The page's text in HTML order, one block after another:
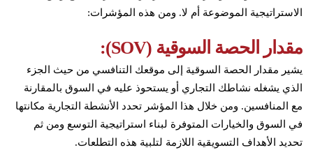
الاستراتيجية الموضوعة أم لا. ومن هذه المؤشرات:
مقدار الحصة السوقية (SOV):
يشير مقدار الحصة السوقية إلى موقعك التنافسي من حيث الجزء
الذي يشغله نشاطك التجاري أو يستحوذ عليه في السوق بالمقارنة
مع المنافسين. ومن خلال هذا المؤشر تحدد الأنشطة التجارية مكانتها
في السوق والخيارات المتوفرة لبناء استراتيجية التوسع ومن ثم
تحديد الأهداف التسويقية اللازمة لتلبية هذه التطلعات.